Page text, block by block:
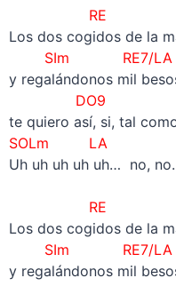
RE
Los dos cogidos de la
SIm RE7/LA
y regalándonos mil
DO9
te quiero así, si, tal
SOLm LA
Uh uh uh uh uh… no,
RE
Los dos cogidos de la
SIm RE7/LA
y regalándonos mil